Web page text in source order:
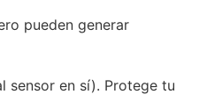
pueden generar
sensor en sí). Protege tu